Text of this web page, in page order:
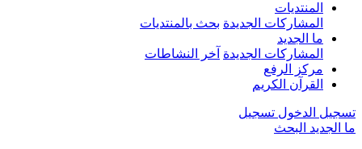
المنتديات
المشاركات الجديدة بحث بالمنتديات
ما الجديد
المشاركات الجديدة آخر النشاطات
مركز الرفع
القرآن الكريم
تسجيل الدخول تسجيل
ما الجديد البحث